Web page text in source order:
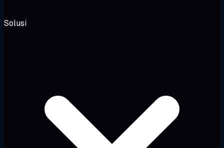
Solusi